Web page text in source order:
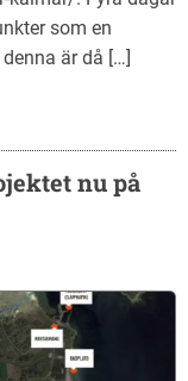
som en
är då […]
nu på